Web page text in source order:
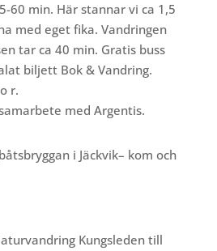
60 min. Här stannar vi ca 1,5
med eget fika. Vandringen
tar ca 40 min. Gratis buss
biljett Bok & Vandring.
r.
med Argentis.
i Jäckvik– kom och
Kungsleden till